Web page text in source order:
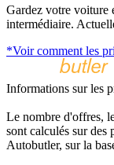
Gardez votre voiture
intermédiaire.
*Voir comment les
Informations sur les
Le nombre d'offres,
sont calculés sur des
Autobutler, sur la